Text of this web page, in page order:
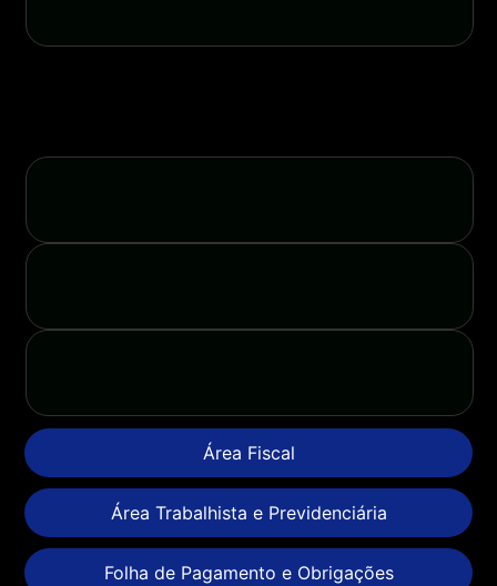
Área Fiscal
Área Trabalhista e Previdenciária
Folha de Pagamento e Obrigações